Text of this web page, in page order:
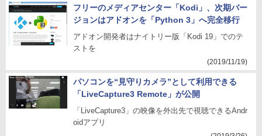
フリーのメディアセンター「Kodi」、次期バー
ジョンはアドオンを「Python 3」へ完全移行
アドオン開発者はナイトリー版「Kodi 19」でのテ
ストを
(2019/11/19)
パソコンを“見守りカメラ”として利用できる
「LiveCapture3 Remote」が公開
「LiveCapture3」の映像を外出先で視聴できるAndr
oidアプリ